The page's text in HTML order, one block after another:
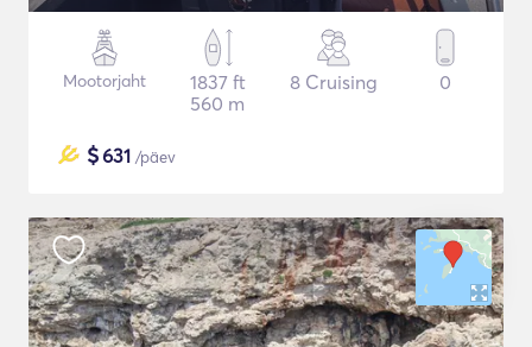
Mootorjaht
1837 ft
560 m
8 Cruising 0
$631 /päev